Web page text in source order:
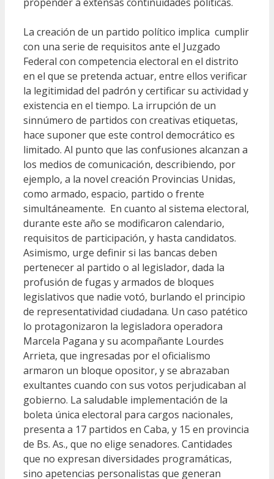
La creación de un partido político implica cumplir
con una serie de requisitos ante el Juzgado
Federal con competencia electoral en el distrito
en el que se pretenda actuar, entre ellos verificar
la legitimidad del padrón y certificar su actividad y
existencia en el tiempo. La irrupción de un
sinnúmero de partidos con creativas etiquetas,
hace suponer que este control democrático es
limitado. Al punto que las confusiones alcanzan a
los medios de comunicación, describiendo, por
ejemplo, a la novel creación Provincias Unidas,
como armado, espacio, partido o frente
simultáneamente. En cuanto al sistema electoral,
durante este año se modificaron calendario,
requisitos de participación, y hasta candidatos.
Asimismo, urge definir si las bancas deben
pertenecer al partido o al legislador, dada la
profusión de fugas y armados de bloques
legislativos que nadie votó, burlando el principio
de representatividad ciudadana. Un caso patético
lo protagonizaron la legisladora operadora
Marcela Pagana y su acompañante Lourdes
Arrieta, que ingresadas por el oficialismo
armaron un bloque opositor, y se abrazaban
exultantes cuando con sus votos perjudicaban al
gobierno. La saludable implementación de la
boleta única electoral para cargos nacionales,
presenta a 17 partidos en Caba, y 15 en provincia
de Bs. As., que no elige senadores. Cantidades
que no expresan diversidades programáticas,
sino apetencias personalistas que generan